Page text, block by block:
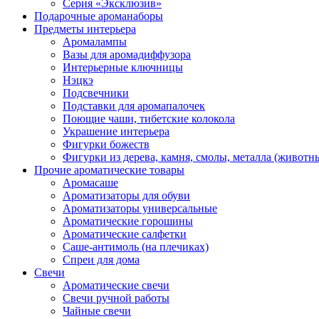
Серия «Эксклюзив»
Подарочные ароманаборы
Предметы интерьера
Аромалампы
Вазы для аромадиффузора
Интерьерные ключницы
Нэцкэ
Подсвечники
Подставки для аромапалочек
Поющие чаши, тибетские колокола
Украшение интерьера
Фигурки божеств
Фигурки из дерева, камня, смолы, металла
Прочие ароматические товары
Аромасаше
Ароматизаторы для обуви
Ароматизаторы универсальные
Ароматические горошины
Ароматические салфетки
Саше-антимоль (на плечиках)
Спреи для дома
Свечи
Ароматические свечи
Свечи ручной работы
Чайные свечи